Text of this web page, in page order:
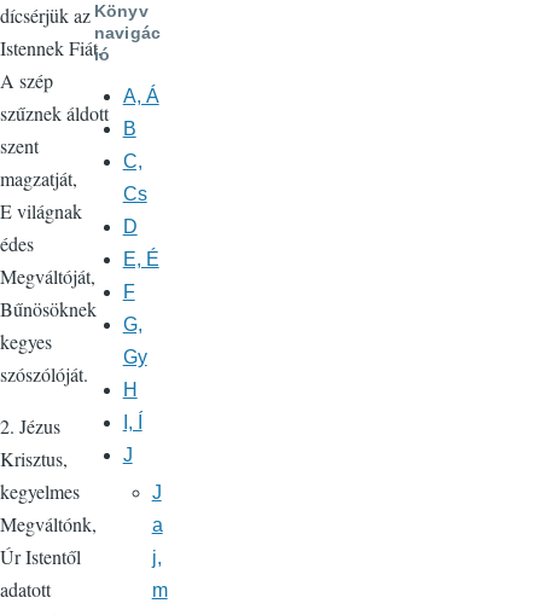
dícsérjük az
Istennek Fiát,
A szép
szűznek áldott
szent
magzatját,
E világnak
édes
Megváltóját,
Bűnösöknek
kegyes
szószólóját.
2. Jézus
Krisztus,
kegyelmes
Megváltónk,
Úr Istentől
adatott
Könyv
navigác
ió
A, Á
B
C,
Cs
D
E, É
F
G,
Gy
H
I, Í
J
J
a
j,
m